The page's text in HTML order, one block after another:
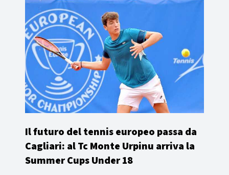
Il futuro del tennis europeo passa da
Cagliari: al Tc Monte Urpinu arriva la
Summer Cups Under 18